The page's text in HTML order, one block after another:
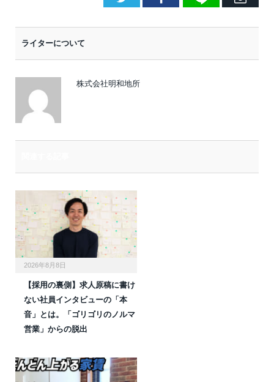
ライターについて
株式会社明和地所
2026年8月8日
【採用の裏側】求人原稿に書け
ない社員インタビューの「本
音」とは。「ゴリゴリのノルマ
営業」からの脱出